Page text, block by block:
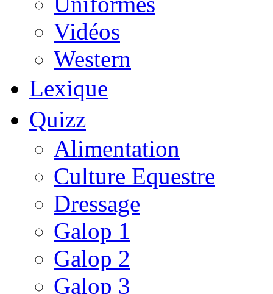
Vidéos
Western
Lexique
Quizz
Alimentation
Culture Equestre
Dressage
Galop 1
Galop 2
Galop 3